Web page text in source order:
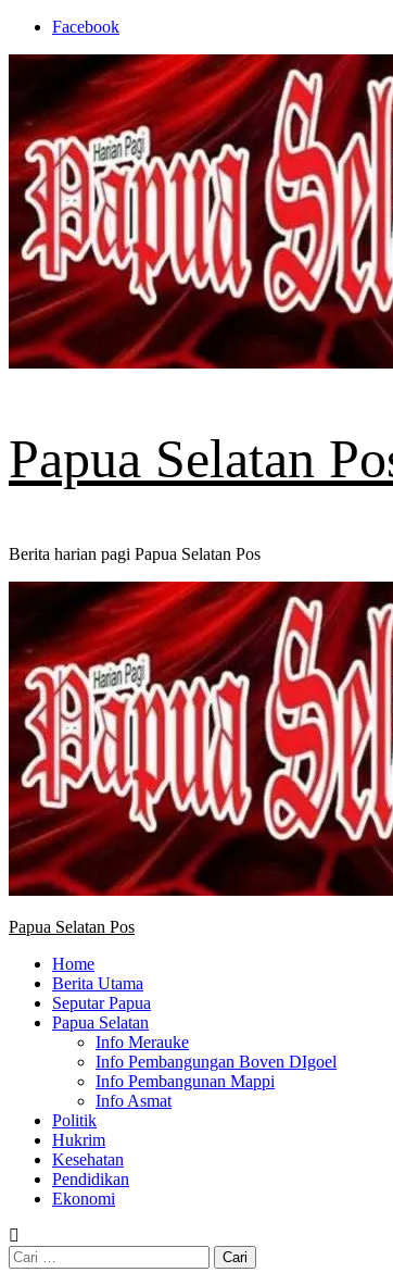
Skip
content
Facebook
Papua Selatan
Berita harian pagi Papua Selatan Pos
Primary
Papua Selatan Pos
Home
Berita Utama
Seputar Papua
Papua Selatan
Info Merauke
Info Pembangungan Boven DIgoel
Info Pembangunan Mappi
Info Asmat
Politik
Hukrim
Kesehatan
Pendidikan
Ekonomi
Cari
untuk: